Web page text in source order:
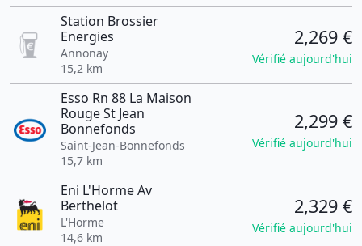
Station Brossier
Energies
Annonay
15,2 km
2,269 €
Vérifié aujourd'hui
Esso Rn 88 La Maison
Rouge St Jean
Bonnefonds
Saint-Jean-Bonnefonds
15,7 km
2,299 €
Vérifié aujourd'hui
Eni L'Horme Av
Berthelot
L'Horme
14,6 km
2,329 €
Vérifié aujourd'hui